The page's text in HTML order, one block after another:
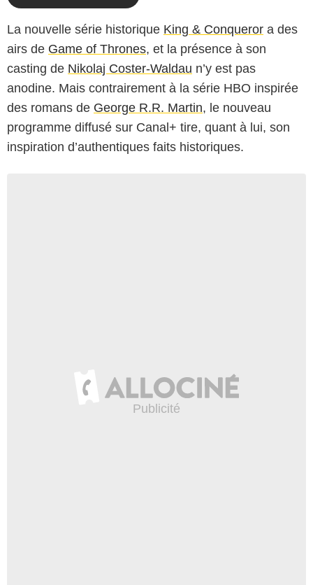
La nouvelle série historique King & Conqueror a des
airs de Game of Thrones, et la présence à son
casting de Nikolaj Coster-Waldau n’y est pas
anodine. Mais contrairement à la série HBO inspirée
des romans de George R.R. Martin, le nouveau
programme diffusé sur Canal+ tire, quant à lui, son
inspiration d’authentiques faits historiques.